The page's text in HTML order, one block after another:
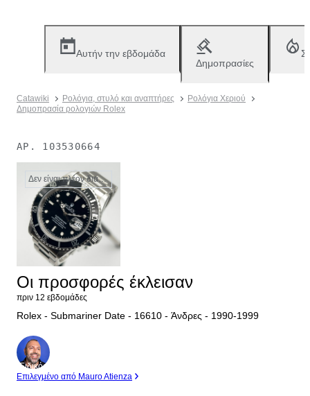
Αυτήν την εβδομάδα
Δημοπρασίες
Catawiki Ρολόγια, στυλό και αναπτήρες
Ρολόγια Χεριού
Δημοπρασία ρολογιών Rolex
ΑΡ. 103530664
Δεν είναι πλέον διαθέσιμο
Οι προσφορές έκλεισαν
πριν 12 εβδομάδες
Rolex - Submariner Date - 16610 - Άνδρες - 1990-1999
Ειδικός
Επιλεγμένο από Mauro Atienza